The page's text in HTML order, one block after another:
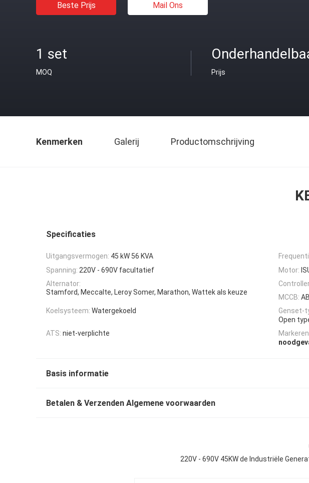
Beste Prijs Mail Ons
1 set
MOQ Prijs
Kenmerken Galerij Productomschrijving
Specificaties
Uitgangsvermogen: 45 kW 56 KVA
Spanning: 220V - 690V facultatief Motor:
Alternator:
Stamford, Meccalte, Leroy Somer, Marathon, Wattek als keuze
MCCB:
Koelsysteem: Watergekoeld
Genset-
Open
ATS: niet-verplichte
Basis informatie
Betalen & Verzenden Algemene voorwaarden
220V - 690V 45KW de Industriële